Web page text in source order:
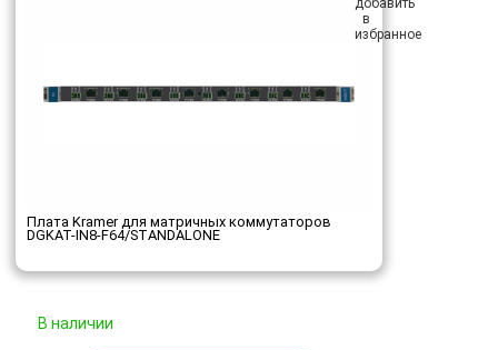
Плата Kramer для матричных коммутаторов
DGKAT-IN8-F64/STANDALONE
В наличии